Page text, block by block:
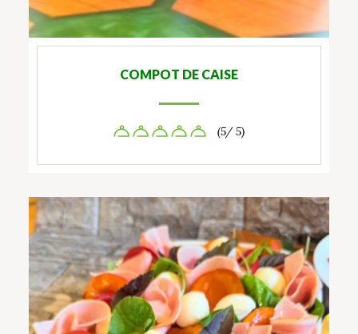
COMPOT DE CAISE
(5/ 5)